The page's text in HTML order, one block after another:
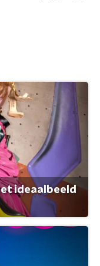
ideaalbeeld